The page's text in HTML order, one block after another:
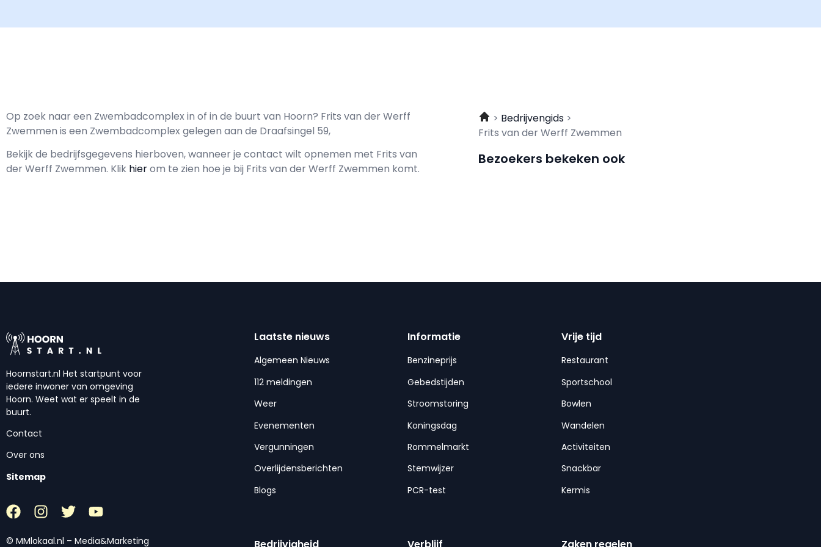
Op zoek naar een Zwembadcomplex in of in de buurt van Hoorn? Frits van der Werff
Zwemmen is een Zwembadcomplex gelegen aan de Draafsingel 59,
Bekijk de bedrijfsgegevens hierboven, wanneer je contact wilt opnemen met Frits van
der Werff Zwemmen. Klik hierom te zien hoe je bij Frits van der Werff Zwemmen komt.
Bedrijvengids
Frits van der Werff Zwemmen
Bezoekers bekeken ook
Hoornstart.nl Het startpunt voor
iedere inwoner van omgeving
Hoorn. Weet wat er speelt in de
buurt.
Contact
Over ons
Sitemap
© MMlokaal.nl – Media&Marketing
Laatste nieuws
Algemeen Nieuws
112 meldingen
Weer
Evenementen
Vergunningen
Overlijdensberichten
Blogs
Informatie
Benzineprijs
Gebedstijden
Stroomstoring
Koningsdag
Rommelmarkt
Stemwijzer
PCR-test
Vrije tijd
Restaurant
Sportschool
Bowlen
Wandelen
Activiteiten
Snackbar
Kermis